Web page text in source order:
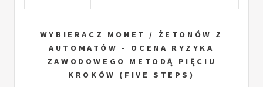
WYBIERACZ MONET / ŻETONÓW Z
AUTOMATÓW - OCENA RYZYKA
ZAWODOWEGO METODĄ PIĘCIU
KROKÓW (FIVE STEPS)